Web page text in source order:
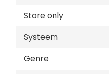
Store only
Systeem
Genre